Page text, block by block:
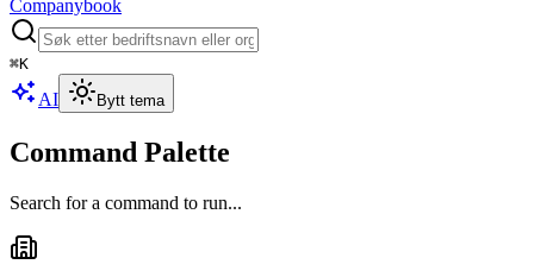
Companybook
⌘K
AI Bytt tema
Command Palette
Search for a command to run...